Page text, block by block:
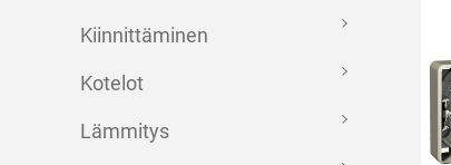
Kiinnittäminen
Kotelot
Lämmitys